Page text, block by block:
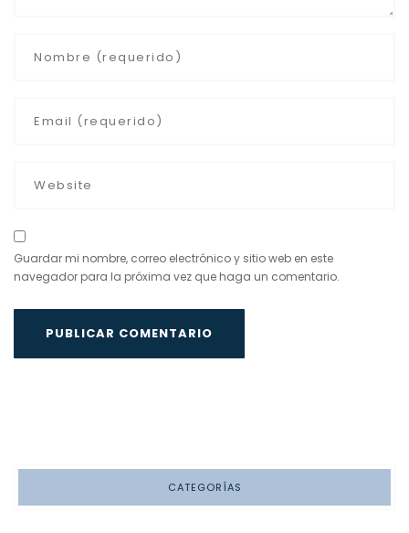
Guardar mi nombre, correo electrónico y sitio web en este
navegador para la próxima vez que haga un comentario.
CATEGORÍAS